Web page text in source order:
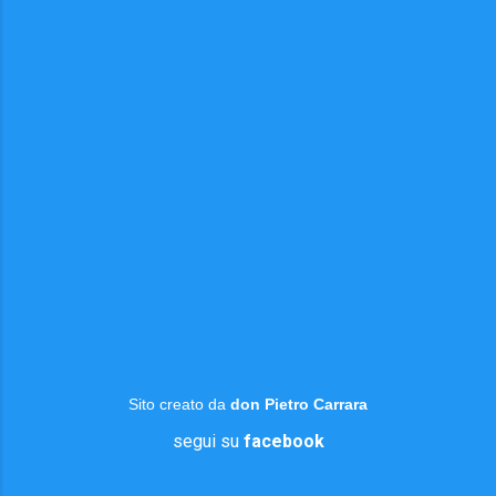
Sito creato da don Pietro Carrara
segui su facebook